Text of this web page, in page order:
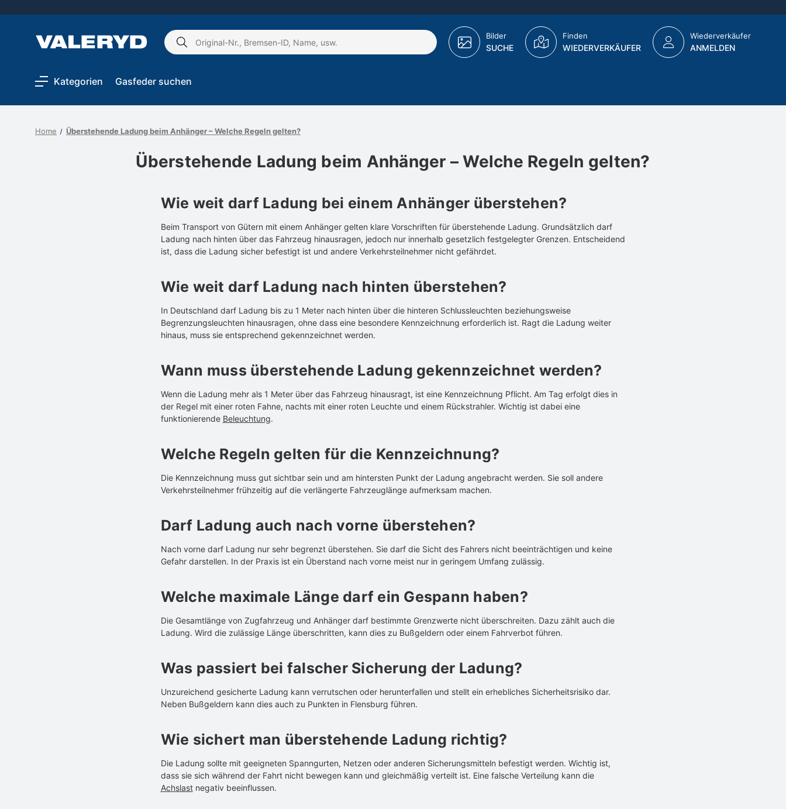
Schlagwort
Bilder
SUCHE
Finden
WIEDERVERKÄUFER
Wiederverkäufer
ANMELDEN
Kategorien Gasfeder suchen
Home Überstehende Ladung beim Anhänger – Welche Regeln gelten?
Überstehende Ladung beim Anhänger – Welche Regeln gelten?
Wie weit darf Ladung bei einem Anhänger überstehen?
Beim Transport von Gütern mit einem Anhänger gelten klare Vorschriften für überstehende Ladung. Grundsätzlich darf
Ladung nach hinten über das Fahrzeug hinausragen, jedoch nur innerhalb gesetzlich festgelegter Grenzen. Entscheidend
ist, dass die Ladung sicher befestigt ist und andere Verkehrsteilnehmer nicht gefährdet.
Wie weit darf Ladung nach hinten überstehen?
In Deutschland darf Ladung bis zu 1 Meter nach hinten über die hinteren Schlussleuchten beziehungsweise
Begrenzungsleuchten hinausragen, ohne dass eine besondere Kennzeichnung erforderlich ist. Ragt die Ladung weiter
hinaus, muss sie entsprechend gekennzeichnet werden.
Wann muss überstehende Ladung gekennzeichnet werden?
Wenn die Ladung mehr als 1 Meter über das Fahrzeug hinausragt, ist eine Kennzeichnung Pflicht. Am Tag erfolgt dies in
der Regel mit einer roten Fahne, nachts mit einer roten Leuchte und einem Rückstrahler. Wichtig ist dabei eine
funktionierende Beleuchtung.
Welche Regeln gelten für die Kennzeichnung?
Die Kennzeichnung muss gut sichtbar sein und am hintersten Punkt der Ladung angebracht werden. Sie soll andere
Verkehrsteilnehmer frühzeitig auf die verlängerte Fahrzeuglänge aufmerksam machen.
Darf Ladung auch nach vorne überstehen?
Nach vorne darf Ladung nur sehr begrenzt überstehen. Sie darf die Sicht des Fahrers nicht beeinträchtigen und keine
Gefahr darstellen. In der Praxis ist ein Überstand nach vorne meist nur in geringem Umfang zulässig.
Welche maximale Länge darf ein Gespann haben?
Die Gesamtlänge von Zugfahrzeug und Anhänger darf bestimmte Grenzwerte nicht überschreiten. Dazu zählt auch die
Ladung. Wird die zulässige Länge überschritten, kann dies zu Bußgeldern oder einem Fahrverbot führen.
Was passiert bei falscher Sicherung der Ladung?
Unzureichend gesicherte Ladung kann verrutschen oder herunterfallen und stellt ein erhebliches Sicherheitsrisiko dar.
Neben Bußgeldern kann dies auch zu Punkten in Flensburg führen.
Wie sichert man überstehende Ladung richtig?
Die Ladung sollte mit geeigneten Spanngurten, Netzen oder anderen Sicherungsmitteln befestigt werden. Wichtig ist,
dass sie sich während der Fahrt nicht bewegen kann und gleichmäßig verteilt ist. Eine falsche Verteilung kann die
Achslastnegativ beeinflussen.